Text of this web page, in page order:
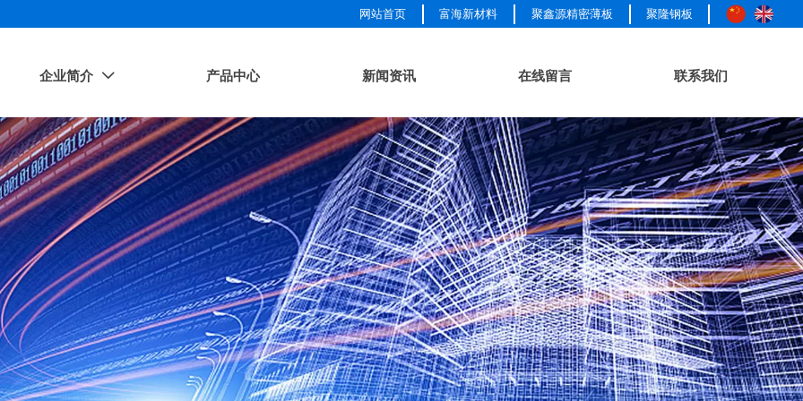
网站首页 富海新材料 聚鑫源精密薄板 聚隆钢板
企业简介  产品中心 新闻资讯 在线留言 联系我们